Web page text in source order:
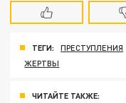
ТЕГИ: ПРЕСТУПЛЕНИЯ
ЖЕРТВЫ
ЧИТАЙТЕ ТАКЖЕ: